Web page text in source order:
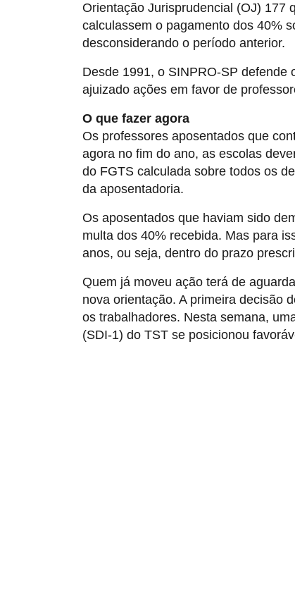
Orientação Jurisprudencial (OJ) 177
calculassem o pagamento dos 40%
desconsiderando o período anterior.
Desde 1991, o SINPRO-SP defende
ajuizado ações em favor de
O que fazer agora
Os professores aposentados que
agora no fim do ano, as escolas
do FGTS calculada sobre todos os
da aposentadoria.
Os aposentados que haviam sido
multa dos 40% recebida. Mas para
anos, ou seja, dentro do prazo
Quem já moveu ação terá de
nova orientação. A primeira decisão
os trabalhadores. Nesta semana,
(SDI-1) do TST se posicionou